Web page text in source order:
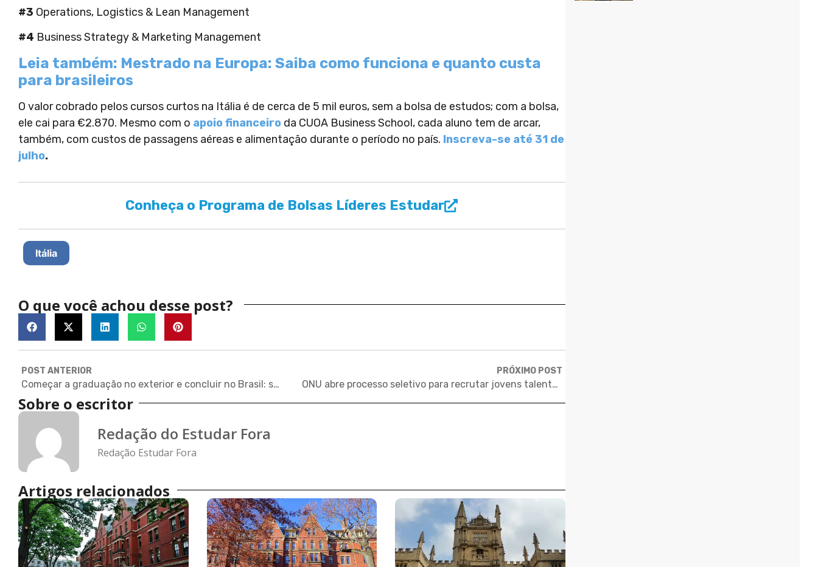
#3 Operations, Logistics & Lean Management
#4 Business Strategy & Marketing Management
Leia também: Mestrado na Europa: Saiba como funciona e quanto custa
para brasileiros
O valor cobrado pelos cursos curtos na Itália é de cerca de 5 mil euros, sem a bolsa de estudos; com a bolsa,
ele cai para €2.870. Mesmo com o apoio financeiro da CUOA Business School, cada aluno tem de arcar,
também, com custos de passagens aéreas e alimentação durante o período no país. Inscreva-se até 31 de
julho.
Conheça o Programa de Bolsas Líderes Estudar
Itália
O que você achou desse post?
POST ANTERIOR
Começar a graduação no exterior e concluir no Brasil: saiba como isso é possível
PRÓXIMO POST
ONU abre processo seletivo para recrutar jovens talentos
Sobre o escritor
Redação do Estudar Fora
Redação Estudar Fora
Artigos relacionados